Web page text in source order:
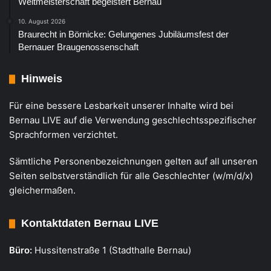
10. August 2026
Braurecht in Börnicke: Gelungenes Jubiläumsfest der
Bernauer Braugenossenschaft
Hinweis
Für eine bessere Lesbarkeit unserer Inhalte wird bei
Bernau LIVE auf die Verwendung geschlechtsspezifischer
Sprachformen verzichtet.
Sämtliche Personenbezeichnungen gelten auf all unseren
Seiten selbstverständlich für alle Geschlechter (w/m/d/x)
gleichermaßen.
Kontaktdaten Bernau LIVE
Büro: Hussitenstraße 1 (Stadthalle Bernau)